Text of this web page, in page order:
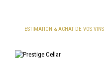
ESTIMATION & ACHAT DE VOS VINS